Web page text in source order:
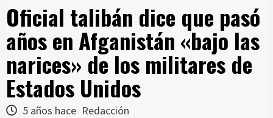
Oficial talibán dice que pasó
años en Afganistán «bajo las
narices» de los militares de
Estados Unidos
5 años hace Redacción